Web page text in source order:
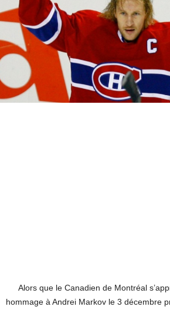
Alors que le Canadien de Montréal
hommage à Andrei Markov le 3 décembre